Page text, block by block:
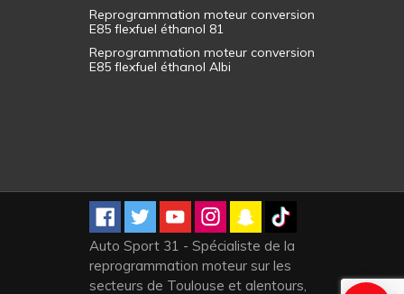
Reprogrammation moteur conversion
E85 flexfuel éthanol 81
Reprogrammation moteur conversion
E85 flexfuel éthanol Albi
Auto Sport 31 - Spécialiste de la
reprogrammation moteur sur les
secteurs de Toulouse et alentours,